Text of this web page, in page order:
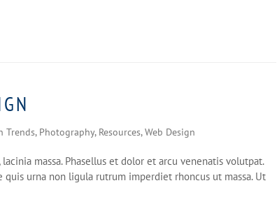
Trends, Photography, Resources,Web Design
massa. Phasellus et dolor et arcu venenatis volutpat.
quis urna non ligula rutrum imperdiet rhoncus ut massa. Ut